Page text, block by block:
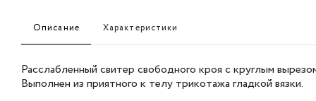
Описание Характеристики
Расслабленный свитер свободного кроя с круглым
Выполнен из приятного к телу трикотажа гладкой вязки.